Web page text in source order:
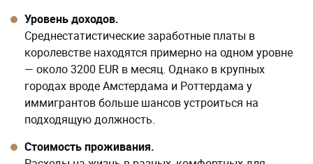
Уровень доходов.
Среднестатистические заработные платы в
королевстве находятся примерно на одном уровне
— около 3200 EUR в месяц. Однако в крупных
городах вроде Амстердама и Роттердама у
иммигрантов больше шансов устроиться на
подходящую должность.
Стоимость проживания.